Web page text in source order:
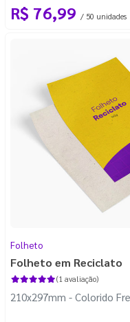
R$ 76,99 / 50 unidades
Folheto
Folheto em Reciclato
(1 avaliação)
210x297mm - Colorido